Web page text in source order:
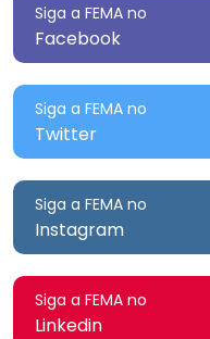
Siga a FEMA no
Facebook
Siga a FEMA no
Twitter
Siga a FEMA no
Instagram
Siga a FEMA no
Linkedin